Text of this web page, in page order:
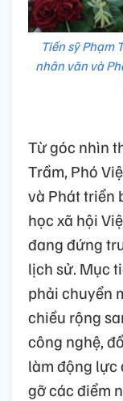
Tiến sỹ Phạm
nhân văn và
Từ góc nhìn
Trầm, Phó
và Phát triển
học xã hội
đang đứng
lịch sử. Mục
phải chuyển
chiều rộng
công nghệ,
làm động lực
gỡ các điểm